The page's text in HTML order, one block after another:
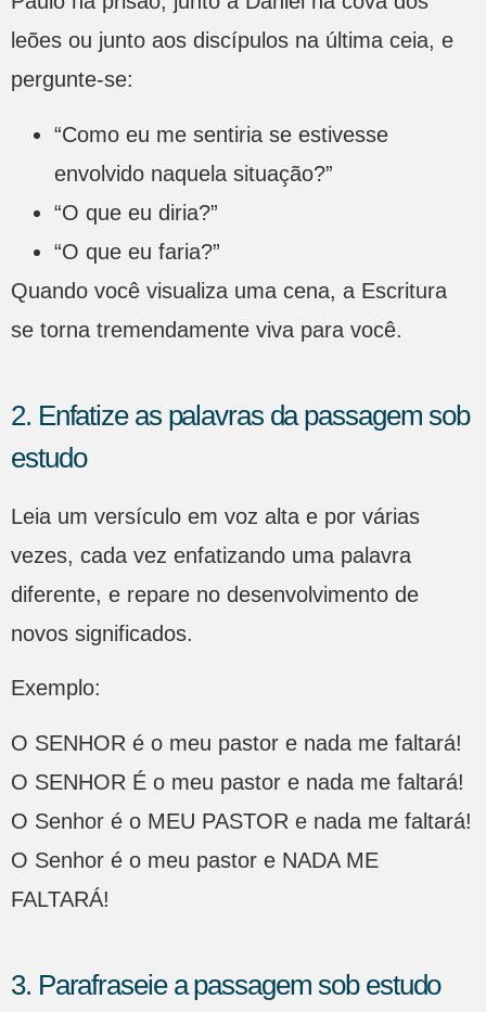
leões ou junto aos discípulos na última ceia, e
pergunte-se:
“Como eu me sentiria se estivesse
envolvido naquela situação?”
“O que eu diria?”
“O que eu faria?”
Quando você visualiza uma cena, a Escritura
se torna tremendamente viva para você.
2. Enfatize as palavras da passagem sob
estudo
Leia um versículo em voz alta e por várias
vezes, cada vez enfatizando uma palavra
diferente, e repare no desenvolvimento de
novos significados.
Exemplo:
O SENHOR é o meu pastor e nada me faltará!
O SENHOR É o meu pastor e nada me faltará!
O Senhor é o MEU PASTOR e nada me faltará!
O Senhor é o meu pastor e NADA ME
FALTARÁ!
3. Parafraseie a passagem sob estudo